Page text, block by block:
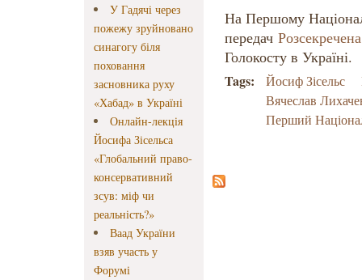
У Гадячі через
пожежу зруйновано
синагогу біля
поховання
засновника руху
«Хабад» в Україні
Онлайн-лекція
Йосифа Зісельса
«Глобальний право-
консервативний
зсув: міф чи
реальність?»
Ваад України
взяв участь у
Форумі
На Першому
передач Розсекречена
Голокосту в Україні.
Tags: Йосиф Зісельс
Вячеслав
Перший